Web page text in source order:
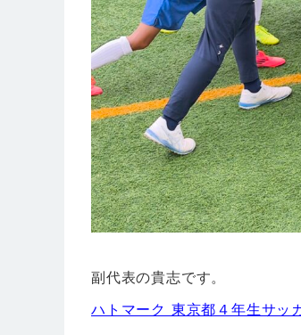
副代表の貴志です。
ハトマーク 東京都４年生サッ